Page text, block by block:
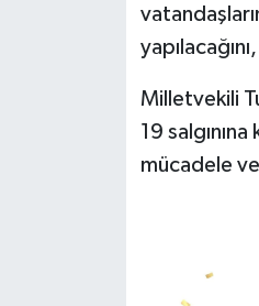
Milletvekili
19
mücadele